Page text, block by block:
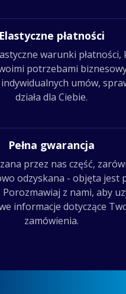
Elastyczne płatności
warunki płatności,
potrzebami
umów,
działa dla Ciebie.
Pełna gwarancja
przez nas część,
odzyskana - objęta jest
Porozmawiaj z nami, aby
informacje dotyczące
zamówienia.